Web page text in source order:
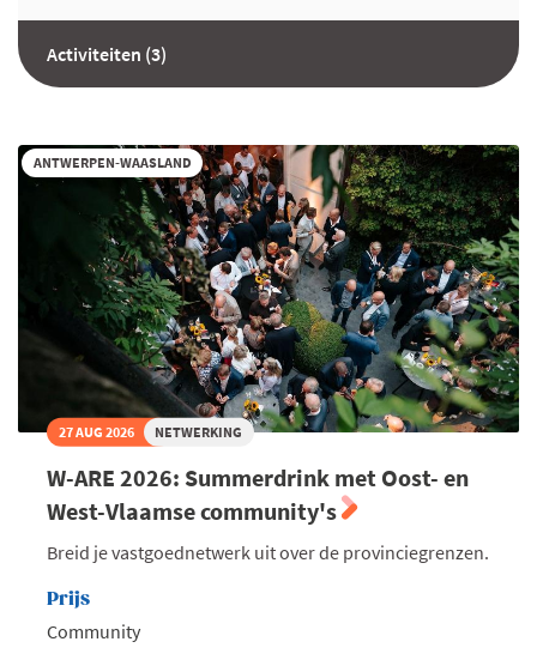
Activiteiten (3)
ANTWERPEN-WAASLAND
27 AUG 2026 NETWERKING
W-ARE 2026: Summerdrink met Oost- en
West-Vlaamse community's
Breid je vastgoednetwerk uit over de provinciegrenzen.
Prijs
Community